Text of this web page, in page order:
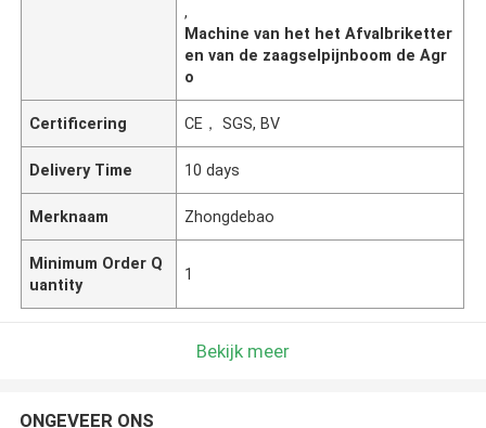
,
Machine van het het Afvalbriketter
en van de zaagselpijnboom de Agr
o
Certificering CE， SGS, BV
Delivery Time 10 days
Merknaam Zhongdebao
Minimum Order Q
uantity
1
Bekijk meer
ONGEVEER ONS